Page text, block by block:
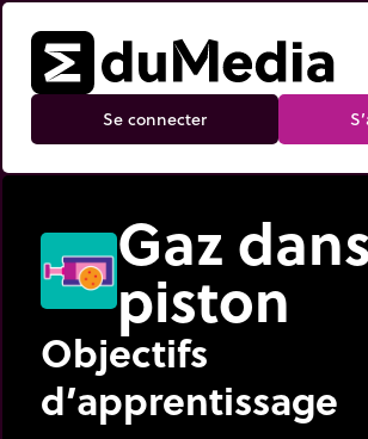
Se connecter
Gaz
piston
Objectifs
d’apprentissage